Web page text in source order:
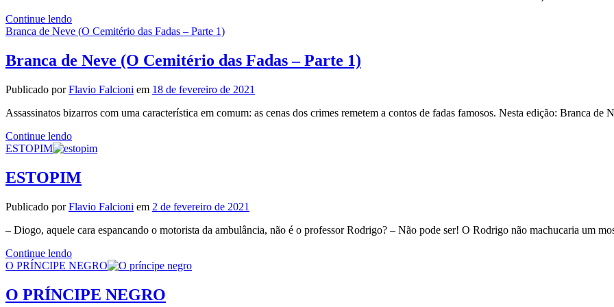
Continue lendoA
Bela
(O
Cemitério
Fadas
Parte
Branca de Neve (O Cemitério das Fadas – Parte 1)
Branca de Neve (O Cemitério das Fadas – Parte 1)
Publicado porFlavio Falcioni em 18 de fevereiro de 2021
Assassinatos bizarros com uma característica em comum: as cenas dos crimes remetem a contos de fadas famosos. Nesta edição: Branca de
Continue lendoBranca
de
(O
Cemitério
Fadas
Parte
ESTOPIM
ESTOPIM
Publicado porFlavio Falcioni em 2 de fevereiro de 2021
– Diogo, aquele cara espancando o motorista da ambulância, não é o professor Rodrigo? – Não pode ser! O Rodrigo não machucaria um
Continue lendoESTOPIM
O PRÍNCIPE NEGRO
O PRÍNCIPE NEGRO